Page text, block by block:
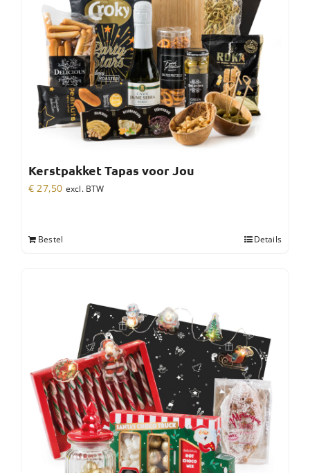
Kerstpakket Tapas voor Jou
€ 27,50 excl. BTW
Bestel Details